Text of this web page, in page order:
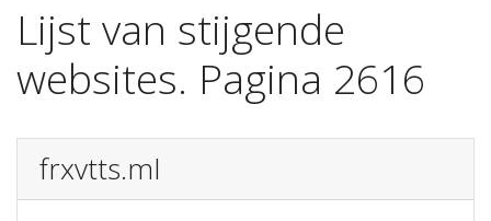
Lijst van stijgende
websites. Pagina 2616
frxvtts.ml